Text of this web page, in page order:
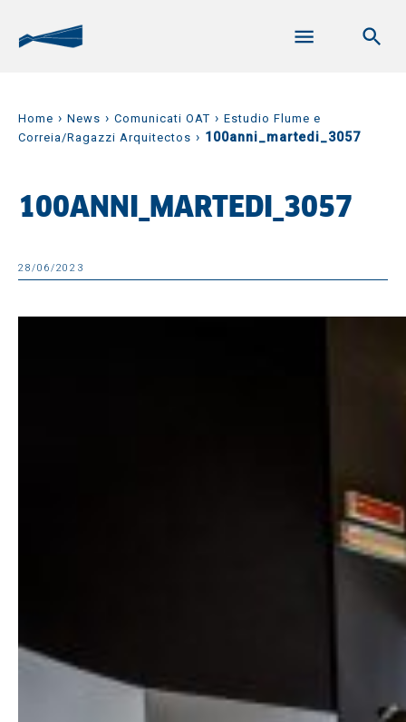
Home › News › Comunicati OAT › Estudio Flume e
Correia/Ragazzi Arquitectos › 100anni_martedi_3057
100ANNI_MARTEDI_3057
28/06/2023